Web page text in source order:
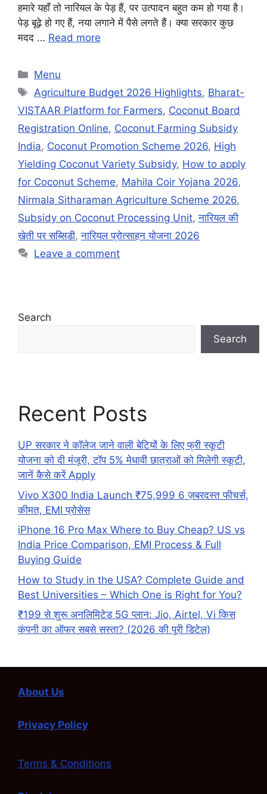
हमारे यहाँ तो नारियल के पेड़ हैं, पर उत्पादन बहुत कम हो गया है।
पेड़ बूढ़े हो गए हैं, नया लगाने में पैसे लगते हैं। क्या सरकार कुछ
मदद … Read more
Categories
Menu
Tags
Agriculture Budget 2026 Highlights, Bharat-
VISTAAR Platform for Farmers, Coconut Board
Registration Online, Coconut Farming Subsidy
India, Coconut Promotion Scheme 2026, High
Yielding Coconut Variety Subsidy, How to apply
for Coconut Scheme, Mahila Coir Yojana 2026,
Nirmala Sitharaman Agriculture Scheme 2026,
Subsidy on Coconut Processing Unit,नारियल की
खेती पर सब्सिडी,नारियल प्रोत्साहन योजना 2026
Leave a comment
Search
Search
Recent Posts
UP सरकार ने कॉलेज जाने वाली बेटियों के लिए फ्री स्कूटी
योजना को दी मंजूरी, टॉप 5% मेधावी छात्राओं को मिलेगी स्कूटी,
जानें कैसे करें Apply
Vivo X300 India Launch ₹75,999 6 ज़बरदस्त फीचर्स,
कीमत, EMI प्रोसेस
iPhone 16 Pro Max Where to Buy Cheap? US vs
India Price Comparison, EMI Process & Full
Buying Guide
How to Study in the USA? Complete Guide and
Best Universities – Which One is Right for You?
₹199 से शुरू अनलिमिटेड 5G प्लान: Jio, Airtel, Vi किस
कंपनी का ऑफर सबसे सस्ता? (2026 की पूरी डिटेल)
About Us
Privacy Policy
Terms & Conditions